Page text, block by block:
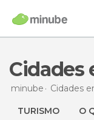
minube Cidades
TURISMO O